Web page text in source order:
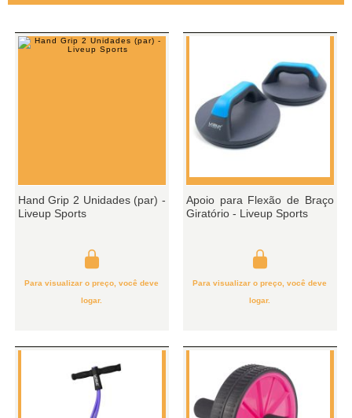
Hand Grip 2 Unidades (par) -
Liveup Sports
Para visualizar o preço, você deve
logar.
Apoio para Flexão de Braço
Giratório - Liveup Sports
Para visualizar o preço, você deve
logar.